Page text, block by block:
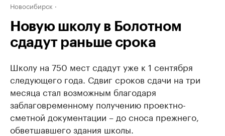
Новосибирск
Новую школу в Болотном
сдадут раньше срока
Школу на 750 мест сдадут уже к 1 сентября
следующего года. Сдвиг сроков сдачи на три
месяца стал возможным благодаря
заблаговременному получению проектно-
сметной документации – до сноса прежнего,
обветшавшего здания школы.